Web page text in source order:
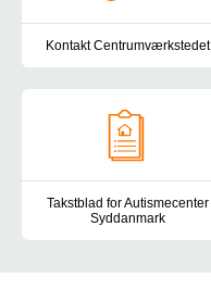
Kontakt Centrumværkstedet
Takstblad for Autismecenter
Syddanmark